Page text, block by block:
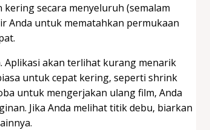
secara menyeluruh (semalam
Anda untuk mematahkan permukaan
Aplikasi akan terlihat kurang menarik
untuk cepat kering, seperti shrink
untuk mengerjakan ulang film, Anda
Jika Anda melihat titik debu, biarkan